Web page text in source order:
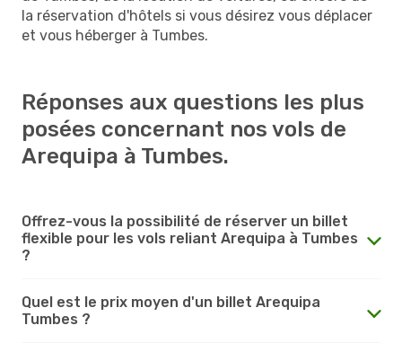
la réservation d'hôtels si vous désirez vous déplacer
et vous héberger à Tumbes.
Réponses aux questions les plus
posées concernant nos vols de
Arequipa à Tumbes.
Offrez-vous la possibilité de réserver un billet
flexible pour les vols reliant Arequipa à Tumbes
?
Quel est le prix moyen d'un billet Arequipa
Tumbes ?